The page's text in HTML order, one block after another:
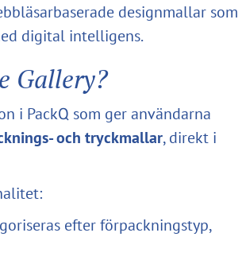
designmallar som
digital intelligens.
Gallery?
i PackQ som ger användarna
och tryckmallar, direkt i
efter förpackningstyp,